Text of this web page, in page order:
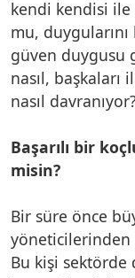
kendi kendisi
mu,
güven duygusu
nasıl,
nasıl
Başarılı bir
misin?
Bir süre önce
yöneticilerinden
Bu kişi